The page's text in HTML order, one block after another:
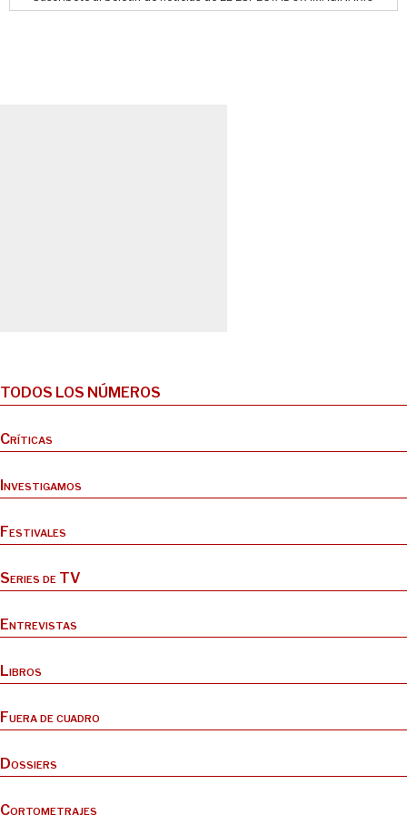
TODOS LOS NÚMEROS
Críticas
Investigamos
Festivales
Series de TV
Entrevistas
Libros
Fuera de cuadro
Dossiers
Cortometrajes